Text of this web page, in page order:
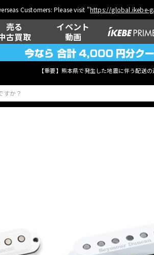
Customers: Please visit "https://global.ikebe-
売る
古買取
イベント
動画
【重要】熊本県で発生した地震に伴う配送
イン納品